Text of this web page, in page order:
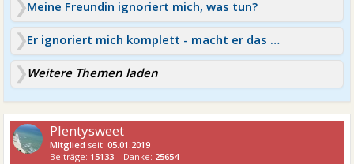
Meine Freundin ignoriert mich, was tun?
Er ignoriert mich komplett - macht er das absichtlich?
Weitere Themen laden
Plentysweet
Mitglied seit:05.01.2019
Beiträge: 15133 Danke: 25654